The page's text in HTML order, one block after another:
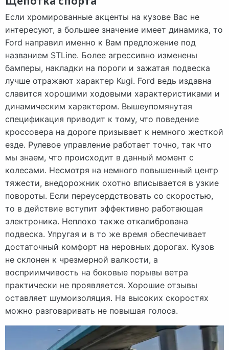
Если хромированные акценты на кузове Вас не
интересуют, а большее значение имеет динамика, то
Ford направил именно к Вам предложение под
названием STLine. Более агрессивно изменены
бамперы, накладки на пороги и зажатая подвеска
лучше отражают характер Kugi. Ford ведь издавна
славится хорошими ходовыми характеристиками и
динамическим характером. Вышеупомянутая
спецификация приводит к тому, что поведение
кроссовера на дороге призывает к немного жесткой
езде. Рулевое управление работает точно, так что
мы знаем, что происходит в данный момент с
колесами. Несмотря на немного повышенный центр
тяжести, внедорожник охотно вписывается в узкие
повороты. Если переусердствовать со скоростью,
то в действие вступит эффективно работающая
электроника. Неплохо также откалибрована
подвеска. Упругая и в то же время обеспечивает
достаточный комфорт на неровных дорогах. Кузов
не склонен к чрезмерной валкости, а
восприимчивость на боковые порывы ветра
практически не проявляется. Хорошие отзывы
оставляет шумоизоляция. На высоких скоростях
можно разговаривать не повышая голоса.